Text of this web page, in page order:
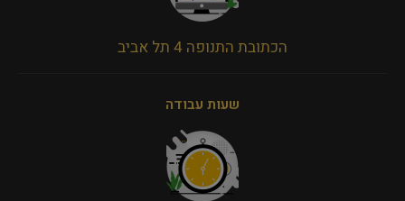
הכתובת התנופה 4 תל אביב
שעות עבודה